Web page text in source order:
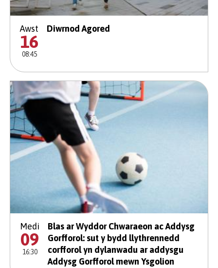
Awst
16
08:45
Diwrnod Agored
Medi
09
16:30
Blas ar Wyddor Chwaraeon ac Addysg
Gorfforol: sut y bydd llythrennedd
corfforol yn dylanwadu ar addysgu
Addysg Gorfforol mewn Ysgolion